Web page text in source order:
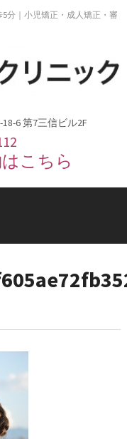
分｜小児矯正・成人矯正・審
6 第7三信ビル2F
こちら